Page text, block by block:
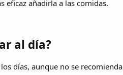
eficaz añadirla a las comidas.
al día?
días, aunque no se recomienda